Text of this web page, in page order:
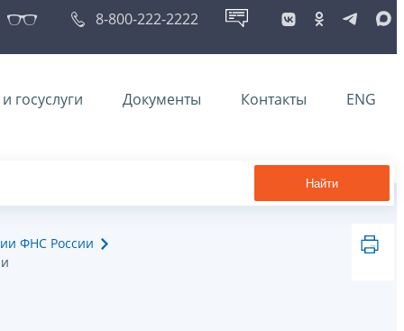
8-800-222-2222
госуслуги Документы Контакты ENG
Найти
ФНС России